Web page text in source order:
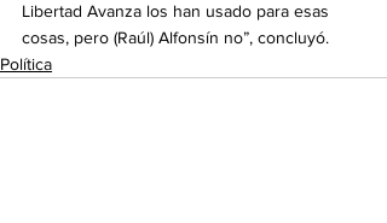
Libertad Avanza los han usado para esas
cosas, pero (Raúl) Alfonsín no”, concluyó.
Política